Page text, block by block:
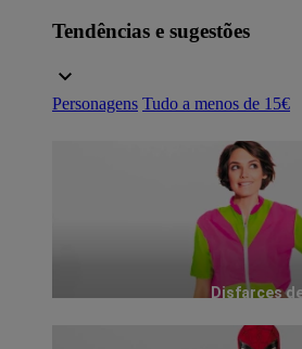
Tendências e sugestões
Personagens Tudo a menos de 15€
Disfarces